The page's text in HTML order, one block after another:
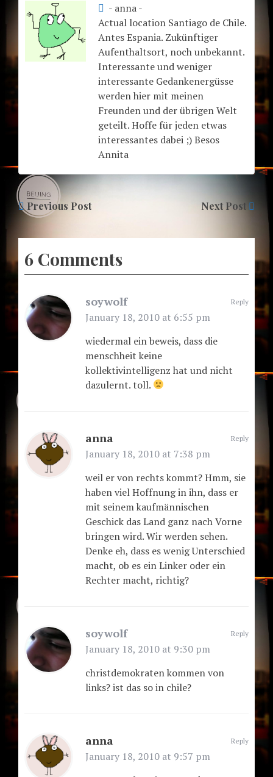
- anna -
Actual location Santiago de Chile.
Antes Espania. Zukünftiger
Aufenthaltsort, noch unbekannt.
Interessante und weniger
interessante Gedankenergüsse
werden hier mit meinen
Freunden und der übrigen Welt
geteilt. Hoffe für jeden etwas
interessantes dabei ;) Besos
Annita
Previous Post Next Post
6 Comments
soywolf
January 18, 2010 at 6:55 pm
wiedermal ein beweis, dass die
menschheit keine
kollektivintelligenz hat und nicht
dazulernt. toll.
Reply
anna
January 18, 2010 at 7:38 pm
weil er von rechts kommt? Hmm, sie
haben viel Hoffnung in ihn, dass er
mit seinem kaufmännischen
Geschick das Land ganz nach Vorne
bringen wird. Wir werden sehen.
Denke eh, dass es wenig Unterschied
macht, ob es ein Linker oder ein
Rechter macht, richtig?
Reply
soywolf
January 18, 2010 at 9:30 pm
christdemokraten kommen von
links? ist das so in chile?
Reply
anna
January 18, 2010 at 9:57 pm
Reply